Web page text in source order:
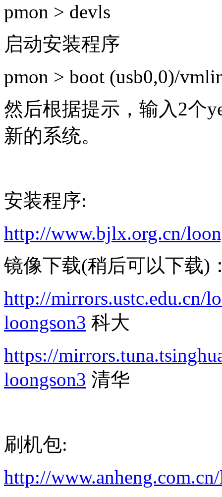
pmon > devls
启动安装程序
pmon > boot (usb0,0)/
然后根据提示，输入2个
新的系统。
安装程序:
http://www.bjlx.org.cn/
镜像下载(稍后可以下载)
http://mirrors.ustc.edu.cn/
loongson3 科大
https://
loongson3 清华
刷机包:
http://